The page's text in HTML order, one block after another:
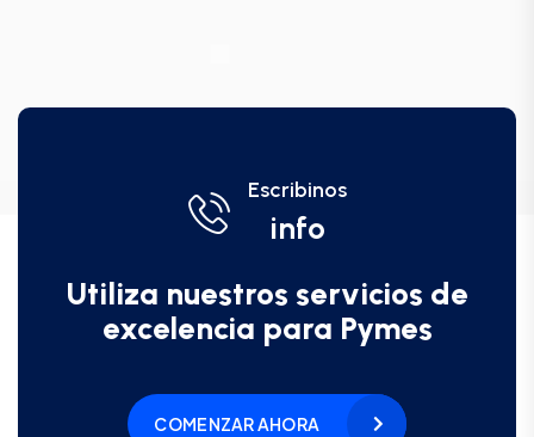
Escribinos
info
Utiliza nuestros servicios de
excelencia para Pymes
COMENZAR AHORA